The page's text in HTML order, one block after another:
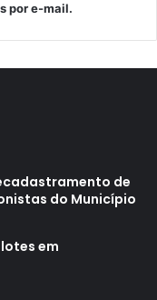
por e-mail.
de
do Município
em